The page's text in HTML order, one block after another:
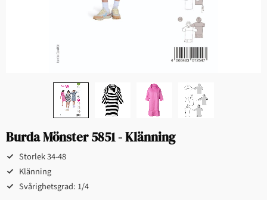
Burda Mönster 5851 - Klänning
Storlek 34-48
Klänning
Svårighetsgrad: 1/4